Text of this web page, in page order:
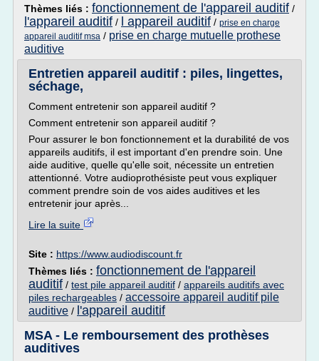
Thèmes liés : fonctionnement de l'appareil auditif /
l'appareil auditif / l appareil auditif / prise en charge
appareil auditif msa / prise en charge mutuelle prothese
auditive
Entretien appareil auditif : piles, lingettes,
séchage,
Comment entretenir son appareil auditif ?
Comment entretenir son appareil auditif ?
Pour assurer le bon fonctionnement et la durabilité de vos
appareils auditifs, il est important d'en prendre soin. Une
aide auditive, quelle qu'elle soit, nécessite un entretien
attentionné. Votre audioprothésiste peut vous expliquer
comment prendre soin de vos aides auditives et les
entretenir jour après...
Lire la suite
Site : https://www.audiodiscount.fr
Thèmes liés : fonctionnement de l'appareil
auditif / test pile appareil auditif / appareils auditifs avec
piles rechargeables / accessoire appareil auditif pile
auditive / l'appareil auditif
MSA - Le remboursement des prothèses
auditives